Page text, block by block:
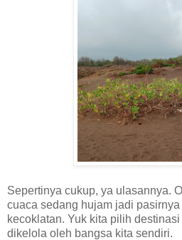
Sepertinya cukup, ya ulasannya.
cuaca sedang hujam jadi
kecoklatan. Yuk kita pilih
dikelola oleh bangsa kita sendiri.